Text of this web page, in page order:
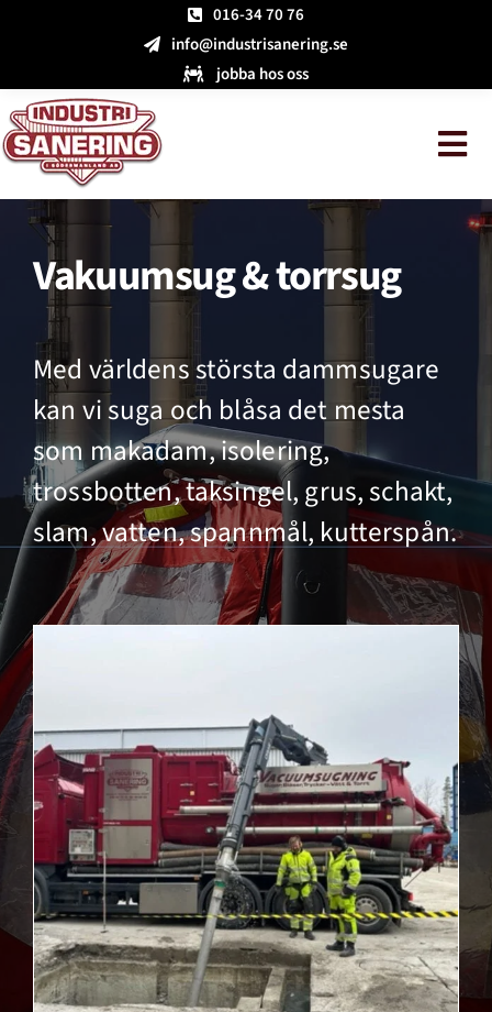
016-34 70 76
info@industrisanering.se
jobba hos oss
Vakuumsug & torrsug
Med världens största dammsugare
kan vi suga och blåsa det mesta
som makadam, isolering,
trossbotten, taksingel, grus, schakt,
slam, vatten, spannmål, kutterspån.